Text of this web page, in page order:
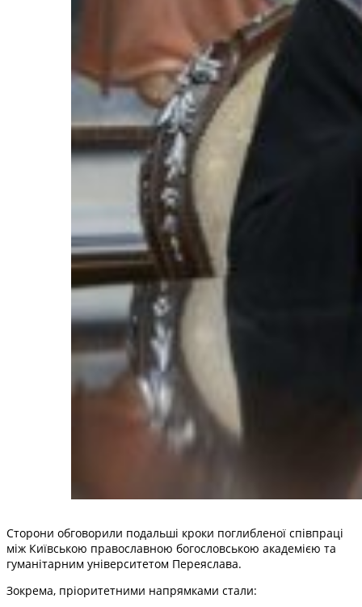
Сторони обговорили подальші кроки поглибленої співпраці
між Київською православною богословською академією та
гуманітарним університетом Переяслава.
Зокрема, пріоритетними напрямками стали: